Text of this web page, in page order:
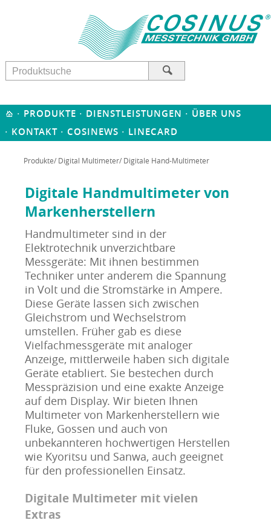
· PRODUKTE · DIENSTLEISTUNGEN · ÜBER UNS
· KONTAKT · COSINEWS · LINECARD
Produkte/ Digital Multimeter/ Digitale Hand-Multimeter
Digitale Handmultimeter von
Markenherstellern
Handmultimeter sind in der
Elektrotechnik unverzichtbare
Messgeräte: Mit ihnen bestimmen
Techniker unter anderem die Spannung
in Volt und die Stromstärke in Ampere.
Diese Geräte lassen sich zwischen
Gleichstrom und Wechselstrom
umstellen. Früher gab es diese
Vielfachmessgeräte mit analoger
Anzeige, mittlerweile haben sich digitale
Geräte etabliert. Sie bestechen durch
Messpräzision und eine exakte Anzeige
auf dem Display. Wir bieten Ihnen
Multimeter von Markenherstellern wie
Fluke, Gossen und auch von
unbekannteren hochwertigen Herstellen
wie Kyoritsu und Sanwa, auch geeignet
für den professionellen Einsatz.
Digitale Multimeter mit vielen
Extras